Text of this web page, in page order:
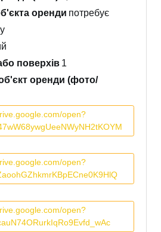
оренди потребує
поверхів 1
оренди (фото/
open?
open?
open?